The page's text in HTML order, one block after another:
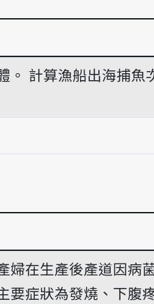
。 計算漁船出海捕魚
婦在生產後產道因病
要症狀為發燒、下腹